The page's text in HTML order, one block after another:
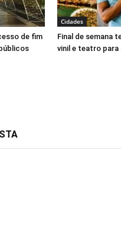
de fim
Cidades
Final de semana
vinil e teatro para